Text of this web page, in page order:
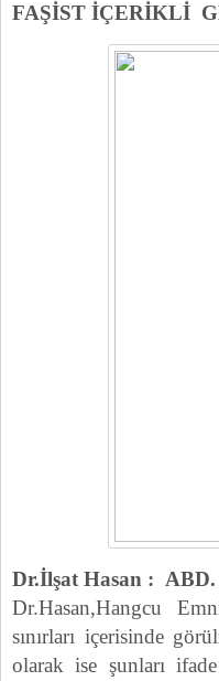
FAŞİST İÇERİKLİ
Dr.İlşat Hasan :
Dr.Hasan,Hangcu
sınırları içerisinde
olarak ise şunları